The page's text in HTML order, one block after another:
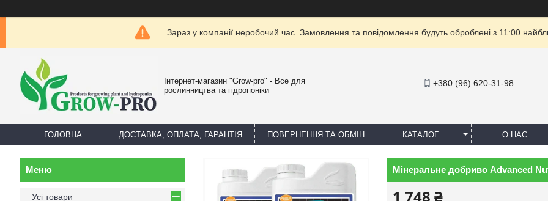
Зараз у компанії неробочий час. Замовлення та повідомлення будуть оброблені з 11:00
Інтернет-магазин "Grow-pro" - Все для
рослинництва та гідропоніки
+380 (96) 620-31-98
ГОЛОВНА ДОСТАВКА, ОПЛАТА, ГАРАНТІЯ ПОВЕРНЕННЯ ТА ОБМІН КАТАЛОГ О НАС
Мінеральне добриво Advanced
1 748 ₴
Усі товари